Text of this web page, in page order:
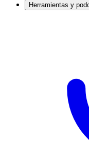
Herramientas y